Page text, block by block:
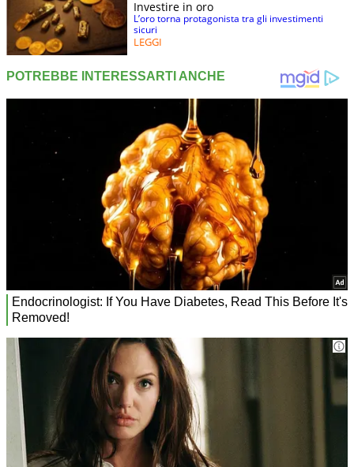
Investire in oro
L’oro torna protagonista tra gli investimenti
sicuri
LEGGI